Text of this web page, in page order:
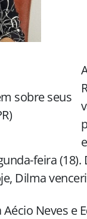
sobre seus
feira
Dilma
Neves e